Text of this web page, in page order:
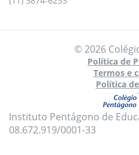
© 2026
Política de
Termos e
Política
Instituto Pentágono de
08.672.919/0001-33